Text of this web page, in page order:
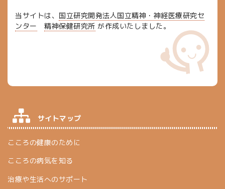
当サイトは、 国立研究開発法人国立精神・神経医療研究セ
ンター
精神保健研究所 が作成いたしました。
サイトマップ
こころの健康のために
こころの病気を知る
治療や生活へのサポート